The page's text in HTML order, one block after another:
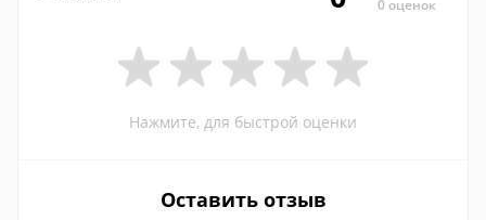
0 оценок
Нажмите, для быстрой оценки
Оставить отзыв